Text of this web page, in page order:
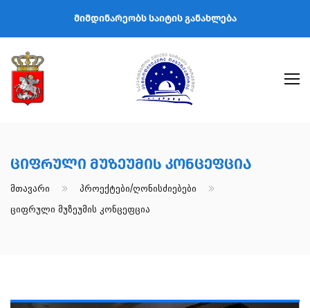
მიმდინარეობს საიტის განახლება
Ციფრული Მუზეუმის Კონცეფცია
Მთავარი
Პროექტები/ღონისძიებები
Ციფრული Მუზეუმის Კონცეფცია